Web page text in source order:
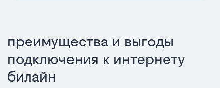
преимущества и выгоды
подключения к интернету
билайн